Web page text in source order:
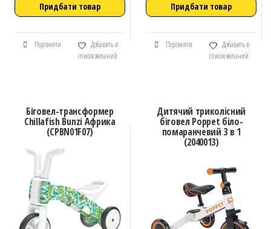
Придбати товар
Порівняти
Добавить в
список желаний
Придбати товар
Порівняти
Добавить в
список желаний
Біговел-трансформер
Chillafish Bunzi Африка
(CPBN01F07)
Дитячий триколісний
біговел Poppet біло-
помаранчевий 3 в 1
(2040013)